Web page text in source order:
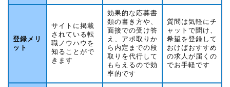
登録メリ
ット
サイトに掲載
されている転
職ノウハウを
知ることがで
きます
効果的な応募書
類の書き方や、
面接での受け答
え、アポ取りか
ら内定までの段
取りを代行して
もらえるので効
率的です
質問は気軽にチ
ャットで聞け、
希望を登録して
おけばおすすめ
の求人が届くの
でお手軽です